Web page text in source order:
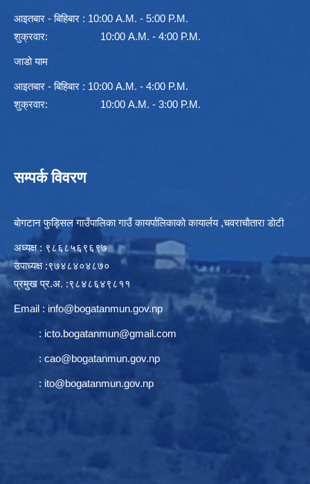
आइतबार - बिहिबार : 10:00 A.M. - 5:00 P.M.
शुक्रवार: 10:00 A.M. - 4:00 P.M.
जाडो याम
आइतबार - बिहिबार : 10:00 A.M. - 4:00 P.M.
शुक्रवार: 10:00 A.M. - 3:00 P.M.
सम्पर्क विवरण
बाेगटान फुड्सिल गाउँपालिका गाउँ कायर्पालिकाकाे कायार्लय ,चवराचाैतारा डाेटी
अध्यक्ष : ९८६८५६९६९७
उपाध्यक्ष :९७४८४०४८७०
प्रमुख प्र.अ. :९८४८६४९८११
Email : info@bogatanmun.gov.np
: icto.bogatanmun@gmail.com
: cao@bogatanmun.gov.np
: ito@bogatanmun.gov.np